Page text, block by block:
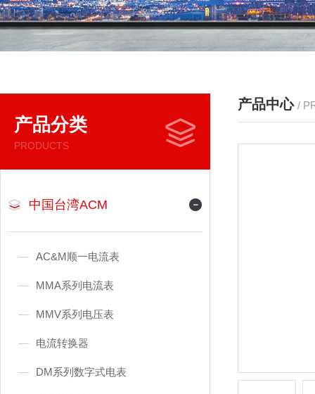
产品分类
PRODUCTS
中国台湾ACM
AC&M顺一电流表
MMA系列电流表
MMV系列电压表
电流转换器
DM系列数字式电表
产品中心 /